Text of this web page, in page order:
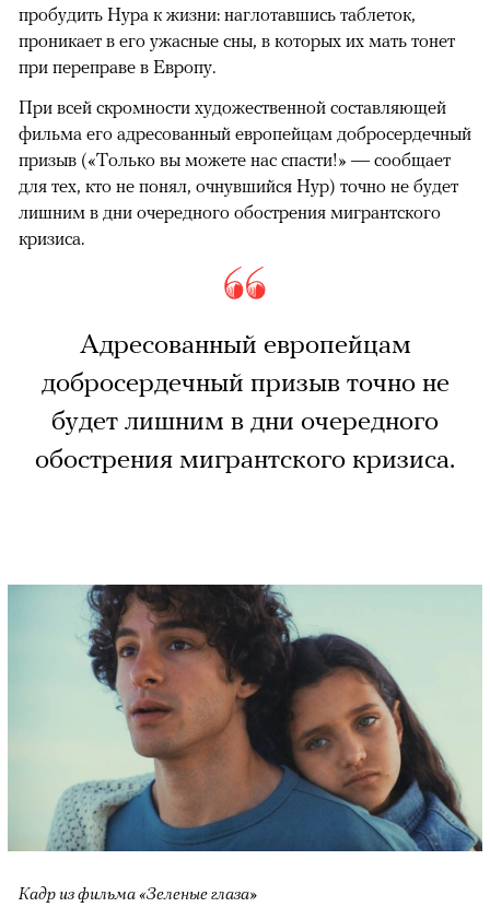
пробудить Нура к жизни: наглотавшись таблеток,
проникает в его ужасные сны, в которых их мать тонет
при переправе в Европу.
При всей скромности художественной составляющей
фильма его адресованный европейцам добросердечный
призыв («Только вы можете нас спасти!» — сообщает
для тех, кто не понял, очнувшийся Нур) точно не будет
лишним в дни очередного обострения мигрантского
кризиса.
Адресованный европейцам
добросердечный призыв точно не
будет лишним в дни очередного
обострения мигрантского кризиса.
Кадр из фильма «Зеленые глаза»